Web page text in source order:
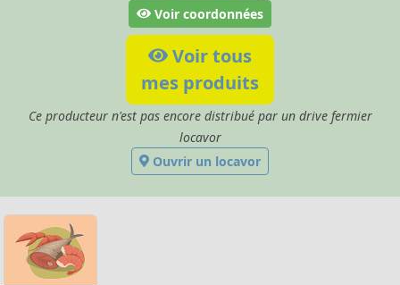
Voir coordonnées
Voir tous
mes produits
Ce producteur n'est pas encore distribué par un drive fermier
locavor
Ouvrir un locavor